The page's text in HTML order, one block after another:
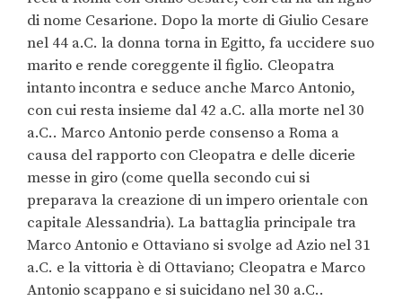
di nome Cesarione. Dopo la morte di Giulio Cesare
nel 44 a.C. la donna torna in Egitto, fa uccidere suo
marito e rende coreggente il figlio. Cleopatra
intanto incontra e seduce anche Marco Antonio,
con cui resta insieme dal 42 a.C. alla morte nel 30
a.C.. Marco Antonio perde consenso a Roma a
causa del rapporto con Cleopatra e delle dicerie
messe in giro (come quella secondo cui si
preparava la creazione di un impero orientale con
capitale Alessandria). La battaglia principale tra
Marco Antonio e Ottaviano si svolge ad Azio nel 31
a.C. e la vittoria è di Ottaviano; Cleopatra e Marco
Antonio scappano e si suicidano nel 30 a.C..